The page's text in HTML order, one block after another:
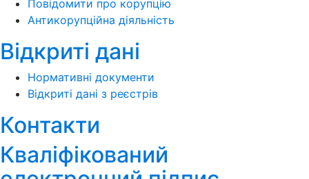
Повідомити про корупцію
Антикорупційна діяльність
Відкриті дані
Нормативні документи
Відкриті дані з реєстрів
Контакти
Кваліфікований